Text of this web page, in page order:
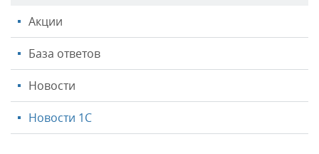
Акции
База ответов
Новости
Новости 1С